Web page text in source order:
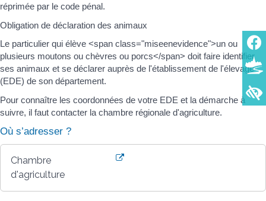
réprimée par le code pénal.
Obligation de déclaration des animaux
Le particulier qui élève <span class="miseenevidence">un ou
plusieurs moutons ou chèvres ou porcs</span> doit faire identifier
ses animaux et se déclarer auprès de l'établissement de l'élevage
(EDE) de son département.
Pour connaître les coordonnées de votre EDE et la démarche à
suivre, il faut contacter la chambre régionale d'agriculture.
Où s’adresser ?
Chambre
d'agriculture